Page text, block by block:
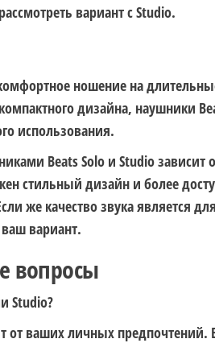
вариант с Studio.
ношение на
дизайна, наушники
использования.
Beats Solo и Studio зависит
стильный дизайн и более
же качество звука является
вариант.
вопросы
Studio?
от ваших личных